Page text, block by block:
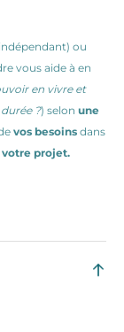
ou
vous aide à en
en vivre et
?) selon une
vos besoinsdans
votre projet.